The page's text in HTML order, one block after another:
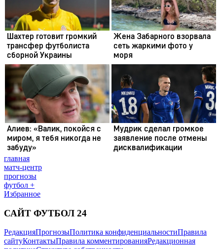
главная
матч-центр
прогнозы
футбол +
Избранное
САЙТ ФУТБОЛ 24
РедакцияПрогнозыПолитика конфиденциальностиПравила
сайтуКонтактыПравила комментированияРедакционная